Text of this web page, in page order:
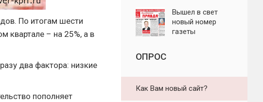
По итогам шести
квартале – на 25%, а в
два фактора: низкие
пополняет
правда"
Вышел в свет
новый номер
газеты
ОПРОС
Как Вам новый сайт?